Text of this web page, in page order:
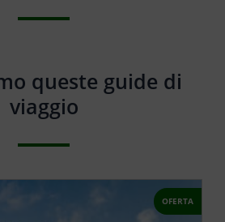
queste guide di
viaggio
OFERTA